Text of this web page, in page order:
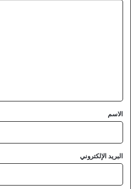
*
الاسم
البريد الإلكتروني